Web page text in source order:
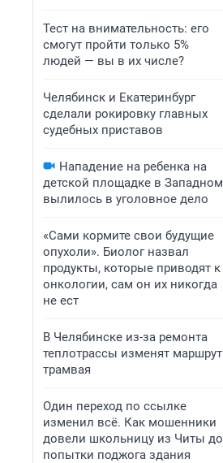
Тест на внимательность: его
смогут пройти только 5%
людей — вы в их числе?
Челябинск и Екатеринбург
сделали рокировку главных
судебных приставов
Нападение на ребенка на
детской площадке в Западном
вылилось в уголовное дело
«Сами кормите свои будущие
опухоли». Биолог назвал
продукты, которые приводят к
онкологии, сам он их никогда
не ест
В Челябинске из-за ремонта
теплотрассы изменят маршрут
трамвая
Один переход по ссылке
изменил всё. Как мошенники
довели школьницу из Читы до
попытки поджога здания